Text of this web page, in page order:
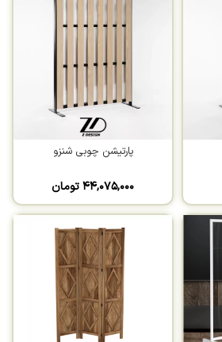
پارتیشن چوبی شنزو
۴۴,۰۷۵,۰۰۰تومان